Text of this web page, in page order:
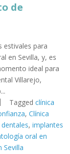
de
estivales para
en Sevilla, y, es
ideal para
Villarejo,
Tagged clínica
, Clínica
, implantes
oral en
Sevilla